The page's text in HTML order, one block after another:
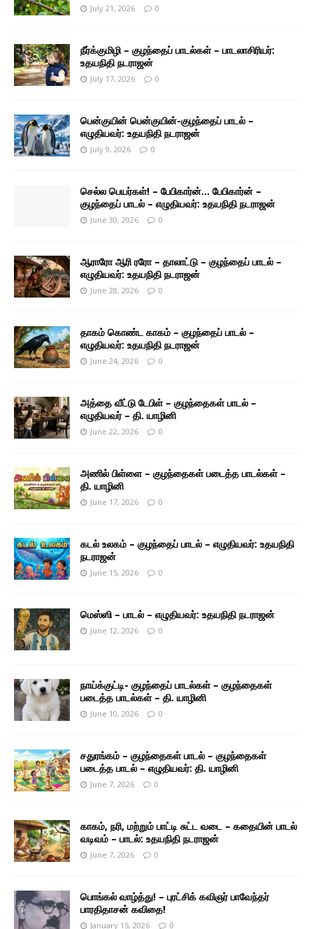
July 21, 2026 0
நீர்க்குமிழி – குழந்தைப் பாடல்கள் – பாடலாசிரியர்:
உதயநிதி நடராஜன்
July 17, 2026 0
பென்குயின் பென்குயின்-குழந்தைப் பாடல் –
எழுதியவர்: உதயநிதி நடராஜன்
July 9, 2026 0
செல்ல பெயர்கள்! – பேபிகார்ன்… பேபிகார்ன் –
குழந்தைப் பாடல் – எழுதியவர்: உதயநிதி நடராஜன்
June 30, 2026 0
ஆராரோ ஆரி ரரோ – தாலாட்டு – குழந்தைப் பாடல் –
எழுதியவர்: உதயநிதி நடராஜன்
June 28, 2026 0
தாகம் கொண்ட காகம் – குழந்தைப் பாடல் –
எழுதியவர்: உதயநிதி நடராஜன்
June 24, 2026 0
அத்தை வீட்டு டேபிள் – குழந்தைகள் பாடல் –
எழுதியவர் – தி. யாழினி
June 22, 2026 0
அணில் பிள்ளை – குழந்தைகள் படைத்த பாடல்கள் –
தி. யாழினி
June 17, 2026 0
கடல் உலகம் – குழந்தைப் பாடல் – எழுதியவர்: உதயநிதி
நடராஜன்
June 15, 2026 0
மெஸ்ஸி – பாடல் – எழுதியவர்: உதயநிதி நடராஜன்
June 12, 2026 0
நாய்க்குட்டி- குழந்தைப் பாடல்கள் – குழந்தைகள்
படைத்த பாடல்கள் – தி. யாழினி
June 10, 2026 0
சதுரங்கம் – குழந்தைகள் பாடல் – குழந்தைகள்
படைத்த பாடல் – எழுதியவர்: தி. யாழினி
June 7, 2026 0
காகம், நரி, மற்றும் பாட்டி சுட்ட வடை – கதையின் பாடல்
வடிவம் – பாடல்: உதயநிதி நடராஜன்
June 7, 2026 0
பொங்கல் வாழ்த்து! – புரட்சிக் கவிஞர் பாவேந்தர்
பாரதிதாசன் கவிதை!
January 15, 2026 0